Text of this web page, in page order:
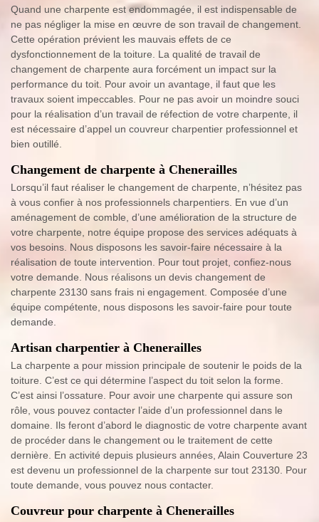
Quand une charpente est endommagée, il est indispensable de
ne pas négliger la mise en œuvre de son travail de changement.
Cette opération prévient les mauvais effets de ce
dysfonctionnement de la toiture. La qualité de travail de
changement de charpente aura forcément un impact sur la
performance du toit. Pour avoir un avantage, il faut que les
travaux soient impeccables. Pour ne pas avoir un moindre souci
pour la réalisation d’un travail de réfection de votre charpente, il
est nécessaire d’appel un couvreur charpentier professionnel et
bien outillé.
Changement de charpente à Chenerailles
Lorsqu’il faut réaliser le changement de charpente, n’hésitez pas
à vous confier à nos professionnels charpentiers. En vue d’un
aménagement de comble, d’une amélioration de la structure de
votre charpente, notre équipe propose des services adéquats à
vos besoins. Nous disposons les savoir-faire nécessaire à la
réalisation de toute intervention. Pour tout projet, confiez-nous
votre demande. Nous réalisons un devis changement de
charpente 23130 sans frais ni engagement. Composée d’une
équipe compétente, nous disposons les savoir-faire pour toute
demande.
Artisan charpentier à Chenerailles
La charpente a pour mission principale de soutenir le poids de la
toiture. C’est ce qui détermine l’aspect du toit selon la forme.
C’est ainsi l’ossature. Pour avoir une charpente qui assure son
rôle, vous pouvez contacter l’aide d’un professionnel dans le
domaine. Ils feront d’abord le diagnostic de votre charpente avant
de procéder dans le changement ou le traitement de cette
dernière. En activité depuis plusieurs années, Alain Couverture 23
est devenu un professionnel de la charpente sur tout 23130. Pour
toute demande, vous pouvez nous contacter.
Couvreur pour charpente à Chenerailles